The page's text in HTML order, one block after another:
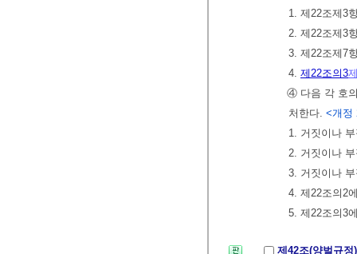
1. 제22조제3
2. 제22조제3
3. 제22조제7
4. 제22조의3
④ 다음 각 호
처한다. <개정
1. 거짓이나
2. 거짓이나
3. 거짓이나
4. 제22조의2
5. 제22조의3
제42조(양벌규